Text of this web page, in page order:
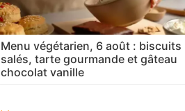
Menu végétarien, 6 août : biscuits
salés, tarte gourmande et gâteau
chocolat vanille